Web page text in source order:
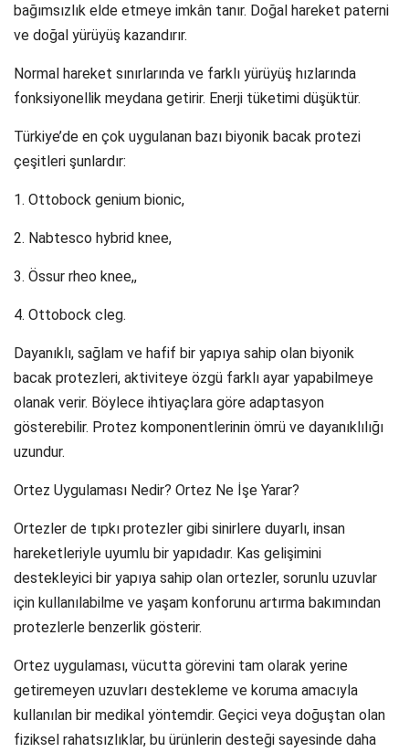
bağımsızlık elde etmeye imkân tanır. Doğal hareket paterni
ve doğal yürüyüş kazandırır.
Normal hareket sınırlarında ve farklı yürüyüş hızlarında
fonksiyonellik meydana getirir. Enerji tüketimi düşüktür.
Türkiye’de en çok uygulanan bazı biyonik bacak protezi
çeşitleri şunlardır:
1. Ottobock genium bionic,
2. Nabtesco hybrid knee,
3. Össur rheo knee,,
4. Ottobock cleg.
Dayanıklı, sağlam ve hafif bir yapıya sahip olan biyonik
bacak protezleri, aktiviteye özgü farklı ayar yapabilmeye
olanak verir. Böylece ihtiyaçlara göre adaptasyon
gösterebilir. Protez komponentlerinin ömrü ve dayanıklılığı
uzundur.
Ortez Uygulaması Nedir? Ortez Ne İşe Yarar?
Ortezler de tıpkı protezler gibi sinirlere duyarlı, insan
hareketleriyle uyumlu bir yapıdadır. Kas gelişimini
destekleyici bir yapıya sahip olan ortezler, sorunlu uzuvlar
için kullanılabilme ve yaşam konforunu artırma bakımından
protezlerle benzerlik gösterir.
Ortez uygulaması, vücutta görevini tam olarak yerine
getiremeyen uzuvları destekleme ve koruma amacıyla
kullanılan bir medikal yöntemdir. Geçici veya doğuştan olan
fiziksel rahatsızlıklar, bu ürünlerin desteği sayesinde daha